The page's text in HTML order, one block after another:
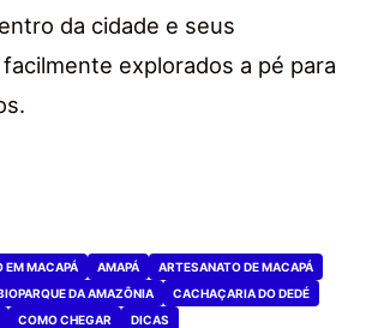
da cidade e seus
explorados a pé para
EM MACAPÁ AMAPÁ
ARTESANATO DE MACAPÁ
DA AMAZÔNIA
CACHAÇARIA DO DEDÉ
COMO CHEGAR
DICAS